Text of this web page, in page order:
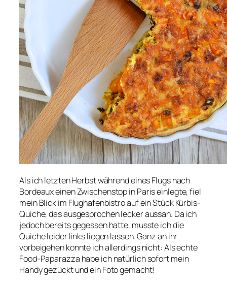
Als ich letzten Herbst während eines Flugs nach
Bordeaux einen Zwischenstop in Paris einlegte, fiel
mein Blick im Flughafenbistro auf ein Stück Kürbis-
Quiche, das ausgesprochen lecker aussah. Da ich
jedoch bereits gegessen hatte, musste ich die
Quiche leider links liegen lassen. Ganz an ihr
vorbeigehen konnte ich allerdings nicht: Als echte
Food-Paparazza habe ich natürlich sofort mein
Handy gezückt und ein Foto gemacht!